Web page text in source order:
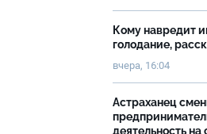
Кому навредит
голодание,
вчера, 16:04
Астраханец
деятельность